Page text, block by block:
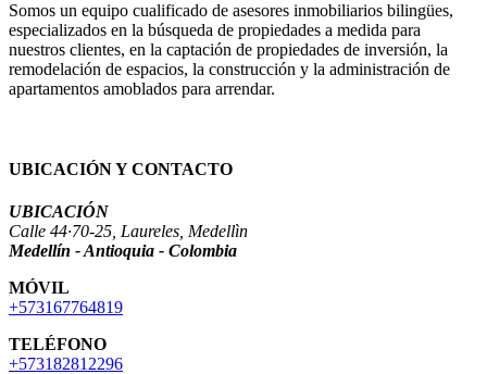
Somos un equipo cualificado de asesores inmobiliarios bilingües,
especializados en la búsqueda de propiedades a medida para
nuestros clientes, en la captación de propiedades de inversión, la
remodelación de espacios, la construcción y la administración de
apartamentos amoblados para arrendar.
UBICACIÓN Y CONTACTO
UBICACIÓN
Calle 44·70-25, Laureles, Medellìn
Medellín - Antioquia - Colombia
MÓVIL
+573167764819
TELÉFONO
+573182812296